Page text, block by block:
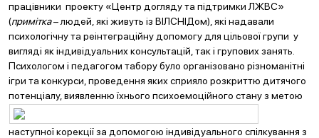
працівники проекту «Центр догляду та підтримки ЛЖВС»
(примітка– людей, які живуть із ВІЛСНІДом), які надавали
психологічну та реінтеграційну допомогу для цільової групи у
вигляді як індивідуальних консультацій, так і групових занять.
Психологом і педагогом табору було організовано різноманітні
ігри та конкурси, проведення яких сприяло розкриттю дитячого
потенціалу, виявленню їхнього психоемоційного стану з метою
наступної корекції за допомогою індивідуального спілкування з